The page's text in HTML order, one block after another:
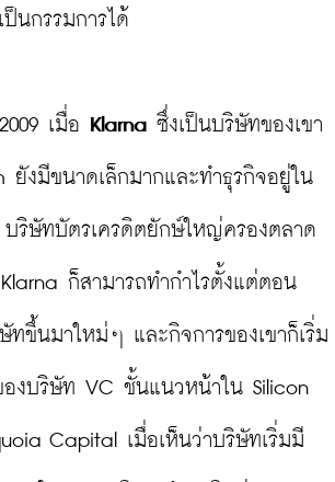
นกรรมการได้
เมื่อ Klarna ซึ่งเป็นบริษัทของเขา
ยังมีขนาดเล็กมากและทำธุรกิจอยู่ใน
บริษัทบัตรเครดิตยักษ์ใหญ่ครองตลาด
ก็สามารถทำกำไรตั้งแต่ตอน
ทขึ้นมาใหม่ๆ และกิจการของเขาก็เริ่ม
งบริษัท VC ชั้นแนวหน้าใน Silicon
Capital เมื่อเห็นว่าบริษัทเริ่มมี